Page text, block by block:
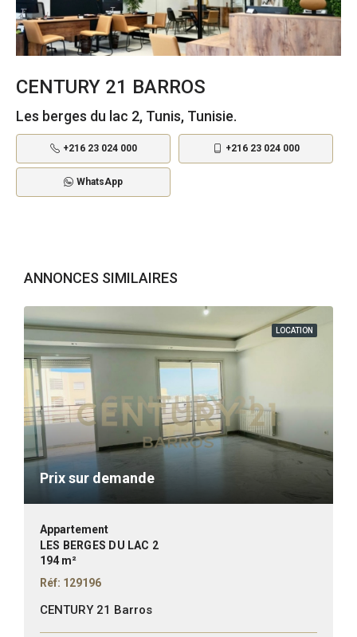
CENTURY 21 BARROS
Les berges du lac 2, Tunis, Tunisie.
+216 23 024 000 +216 23 024 000
WhatsApp
ANNONCES SIMILAIRES
LOCATION
Prix sur demande
Appartement
LES BERGES DU LAC 2
194 m²
Réf: 129196
CENTURY 21 Barros